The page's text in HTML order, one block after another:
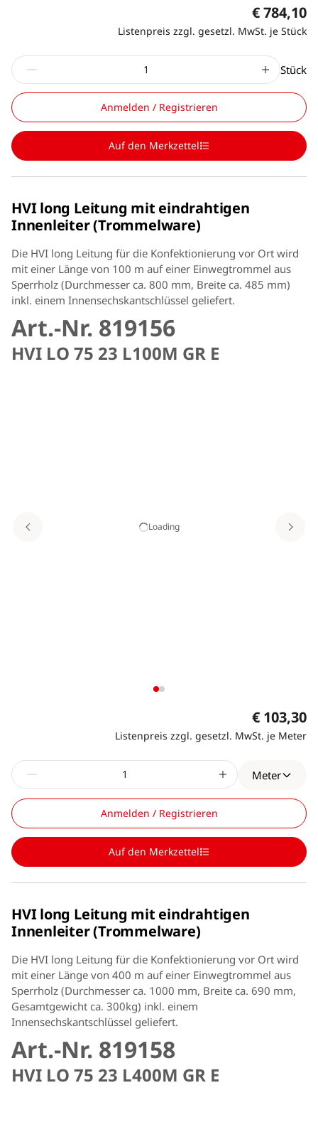
€ 784,10
Listenpreis zzgl. gesetzl. MwSt. je Stück
Stück
Anmelden / Registrieren
Auf den Merkzettel
HVI long Leitung mit eindrahtigen
Innenleiter (Trommelware)
Die HVI long Leitung für die Konfektionierung vor Ort wird
mit einer Länge von 100 m auf einer Einwegtrommel aus
Sperrholz (Durchmesser ca. 800 mm, Breite ca. 485 mm)
inkl. einem Innensechskantschlüssel geliefert.
Art.-Nr. 819156
HVI LO 75 23 L100M GR E
Loading
€ 103,30
Listenpreis zzgl. gesetzl. MwSt. je Meter
Meter
Anmelden / Registrieren
Auf den Merkzettel
HVI long Leitung mit eindrahtigen
Innenleiter (Trommelware)
Die HVI long Leitung für die Konfektionierung vor Ort wird
mit einer Länge von 400 m auf einer Einwegtrommel aus
Sperrholz (Durchmesser ca. 1000 mm, Breite ca. 690 mm,
Gesamtgewicht ca. 300kg) inkl. einem
Innensechskantschlüssel geliefert.
Art.-Nr. 819158
HVI LO 75 23 L400M GR E